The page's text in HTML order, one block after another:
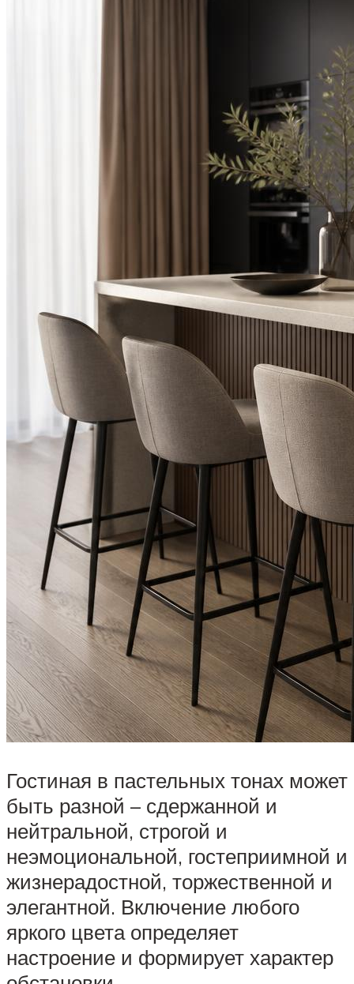
Гостиная в пастельных тонах может
быть разной – сдержанной и
нейтральной, строгой и
неэмоциональной, гостеприимной и
жизнерадостной, торжественной и
элегантной. Включение любого
яркого цвета определяет
настроение и формирует характер